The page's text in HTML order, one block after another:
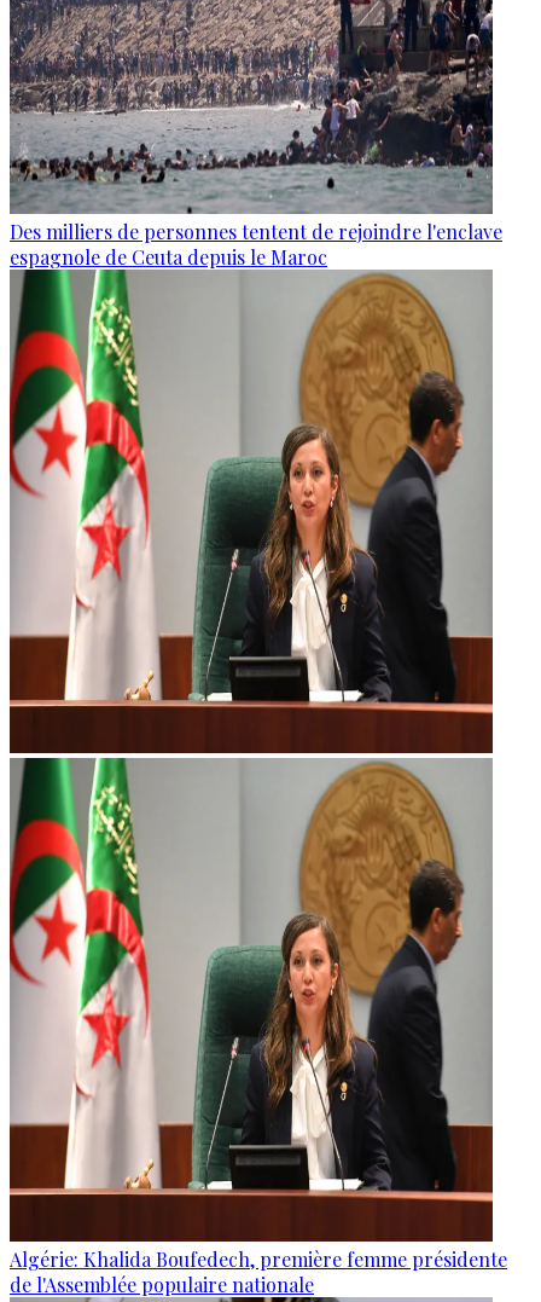
Des milliers de personnes tentent de rejoindre l'enclave
espagnole de Ceuta depuis le Maroc
Algérie: Khalida Boufedech, première femme présidente
de l'Assemblée populaire nationale